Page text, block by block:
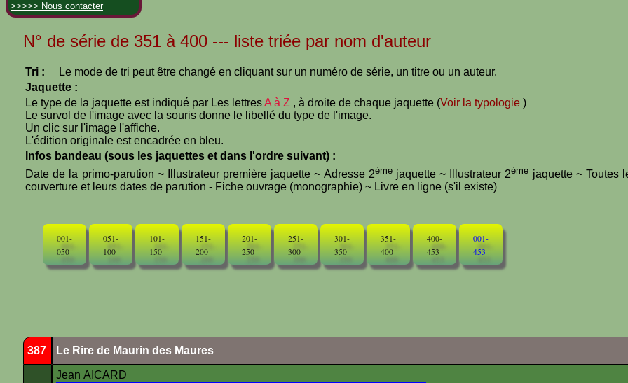
>>>>> Nous contacter
N° de série de 351 à 400 --- liste triée par nom d'auteur
Tri :
Le mode de tri peut être changé en cliquant sur un numéro de série, un titre ou un auteur.
Jaquette :
Le type de la jaquette est indiqué par Les lettresA à Z , à droite de chaque jaquette (Voir la typologie )
Le survol de l'image avec la souris donne le libellé du type de l'image.
Un clic sur l'image l'affiche.
L'édition originale est encadrée en bleu.
Infos bandeau (sous les jaquettes et dans l'ordre suivant) :
Date de la primo-parution ~ Illustrateur première jaquette ~ Adresse 2èmejaquette ~ Illustrateur 2ème jaquette ~ Toutes
couverture et leurs dates de parution - Fiche ouvrage (monographie) ~ Livre en ligne (s'il existe)
001-
050
051-
100
101-
150
151-
200
201-
250
251-
300
301-
350
351-
400
400-
453
001-
453
387 Le Rire de Maurin des Maures
Jean AICARD